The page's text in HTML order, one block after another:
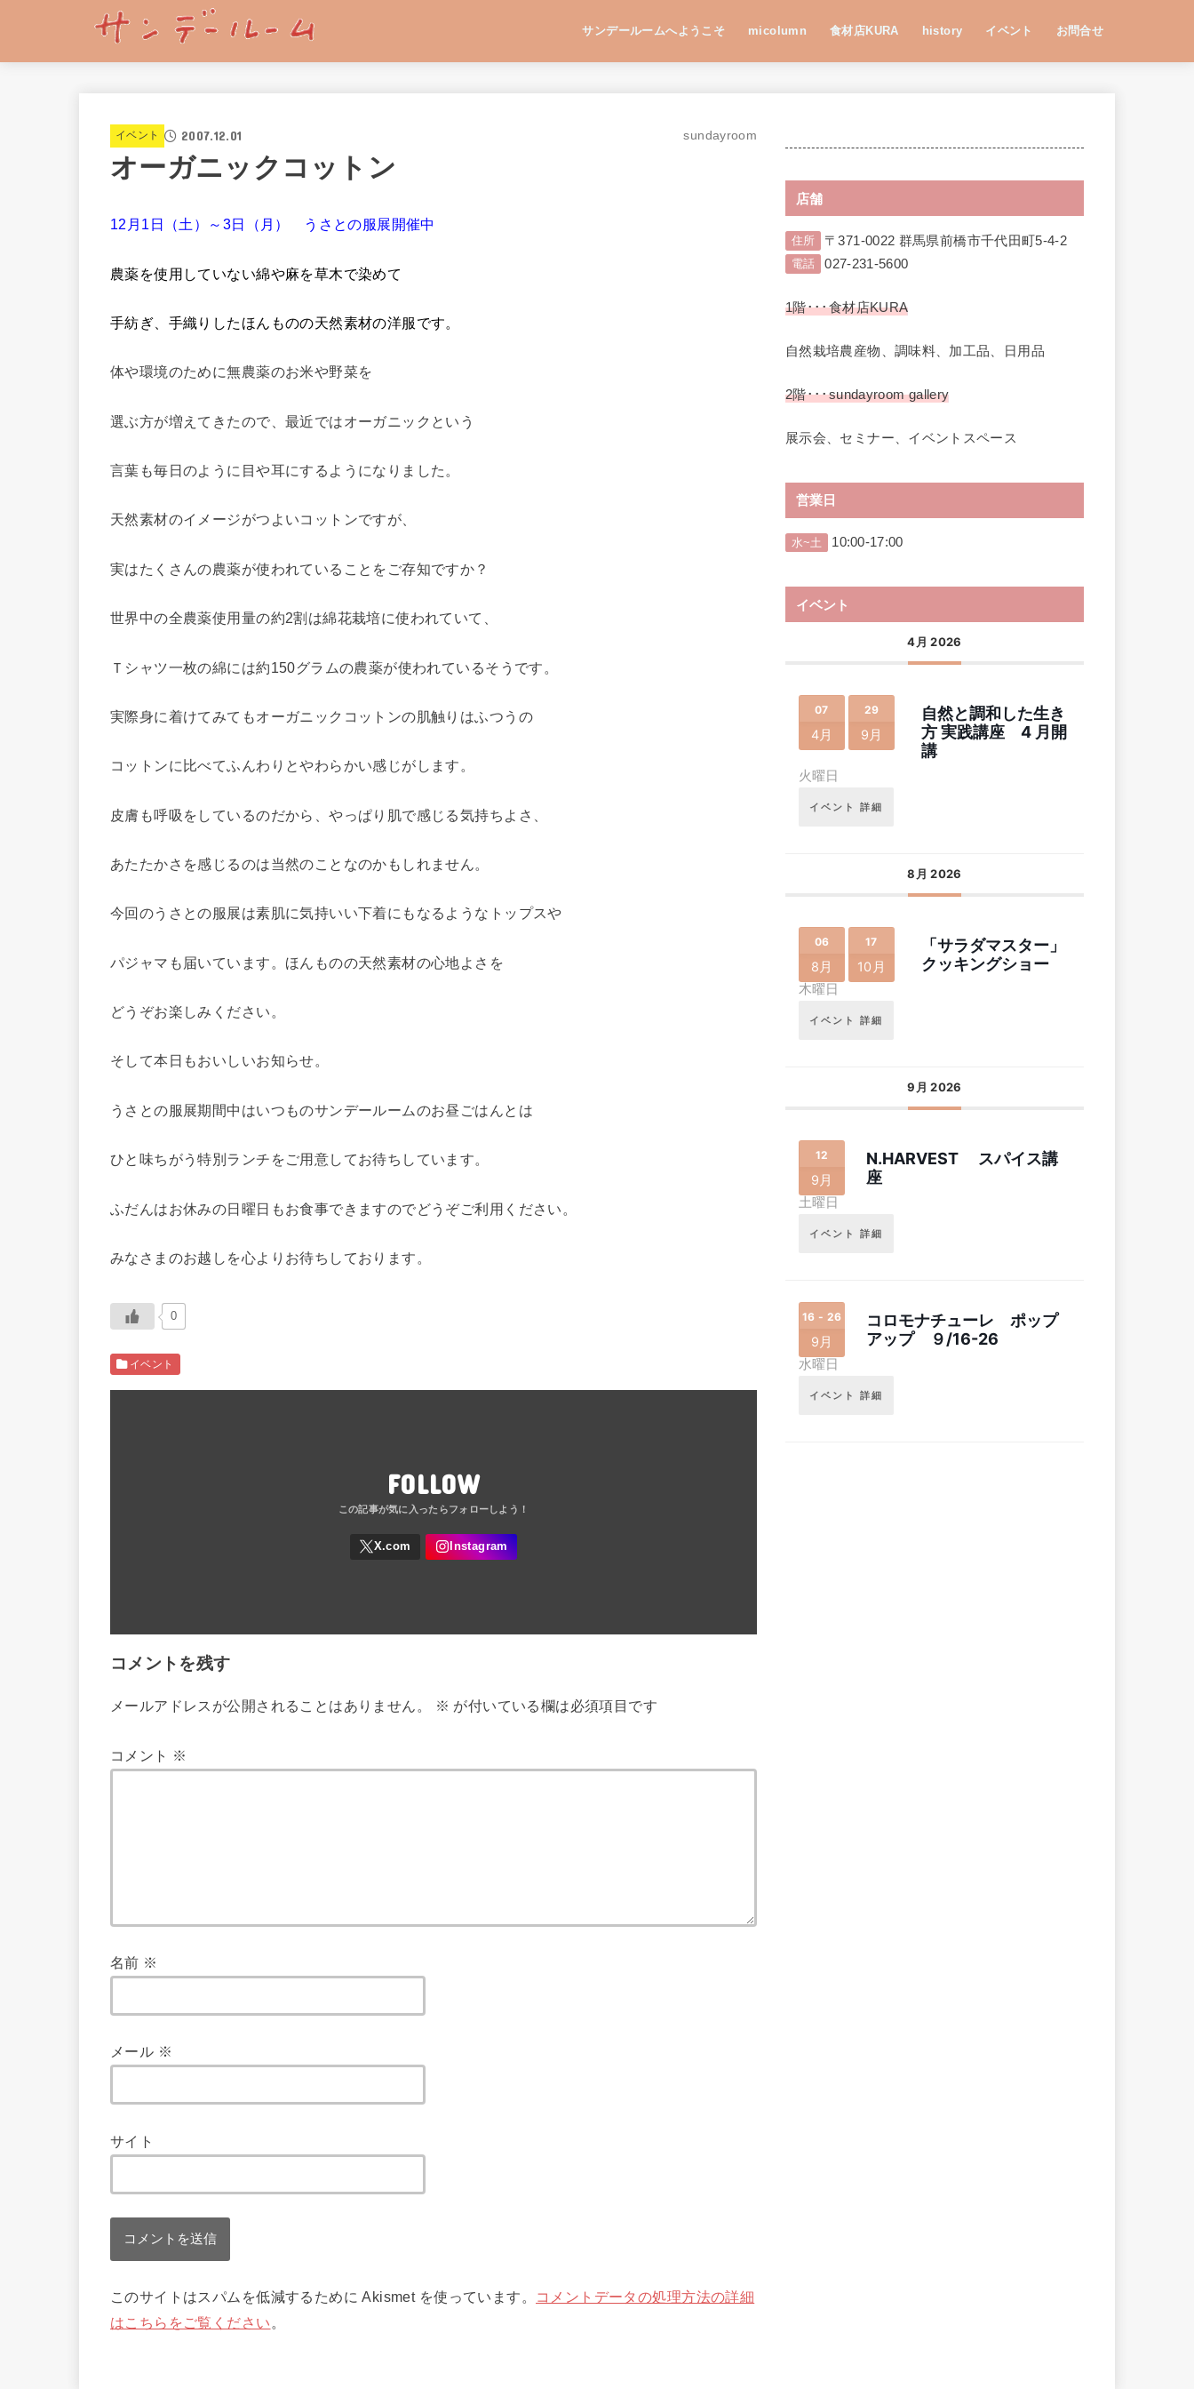
サンデールームへようこそ micolumn 食材店KURA history イベント お問合せ
イベント 2007.12.01 sundayroom
オーガニックコットン
12月1日（土）～3日（月） うさとの服展開催中
農薬を使用していない綿や麻を草木で染めて
手紡ぎ、手織りしたほんものの天然素材の洋服です。
体や環境のために無農薬のお米や野菜を
選ぶ方が増えてきたので、最近ではオーガニックという
言葉も毎日のように目や耳にするようになりました。
天然素材のイメージがつよいコットンですが、
実はたくさんの農薬が使われていることをご存知ですか？
世界中の全農薬使用量の約2割は綿花栽培に使われていて、
Ｔシャツ一枚の綿には約150グラムの農薬が使われているそうです。
実際身に着けてみてもオーガニックコットンの肌触りはふつうの
コットンに比べてふんわりとやわらかい感じがします。
皮膚も呼吸をしているのだから、やっぱり肌で感じる気持ちよさ、
あたたかさを感じるのは当然のことなのかもしれません。
今回のうさとの服展は素肌に気持いい下着にもなるようなトップスや
パジャマも届いています。ほんものの天然素材の心地よさを
どうぞお楽しみください。
そして本日もおいしいお知らせ。
うさとの服展期間中はいつものサンデールームのお昼ごはんとは
ひと味ちがう特別ランチをご用意してお待ちしています。
ふだんはお休みの日曜日もお食事できますのでどうぞご利用ください。
みなさまのお越しを心よりお待ちしております。
0
イベント
FOLLOW
コメントを残す
メールアドレスが公開されることはありません。 ※ が付いている欄は必須項目です
コメント ※
名前 ※
メール ※
サイト
このサイトはスパムを低減するために Akismet を使っています。
コメントデータの処理方法の詳細
はこちらをご覧ください 。
店舗
住所 〒371-0022 群馬県前橋市千代田町5-4-2
電話 027-231-5600
1階･･･食材店KURA
自然栽培農産物、調味料、加工品、日用品
2階･･･sundayroom gallery
展示会、セミナー、イベントスペース
営業日
水~土 10:00-17:00
イベント
4月 2026
07
4月
29
9月
自然と調和した生き
方 実践講座 4 月開
講
火曜日
イベント 詳細
8月 2026
06
8月
17
10月
「サラダマスター」
クッキングショー
木曜日
イベント 詳細
9月 2026
12
9月
N.HARVEST スパイス講
座
土曜日
イベント 詳細
16 - 26
9月
コロモナチューレ ポップ
アップ ９/16-26
水曜日
イベント 詳細